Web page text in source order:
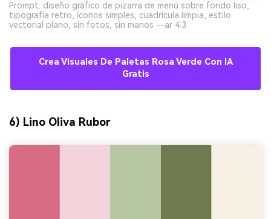
Prompt: diseño gráfico de pizarra de menú sobre fondo liso,
tipografía retro, íconos simples, cuadrícula limpia, estilo
vectorial plano, sin fotos, sin manos --ar 4:3
Crea Visuales De Paletas Rosa Verde Con IA
Gratis
6) Lino Oliva Rubor